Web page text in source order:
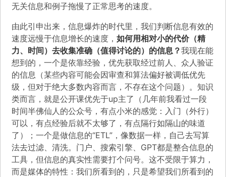
无关信息和例子拖慢了正常思考的速度。
由此引申出来，信息爆炸的时代里，我们判断信息有效的
速度远慢于信息增长的速度， 如何用相对小的代价（精
力、时间）去收集准确（值得讨论的）的信息？我现在能
想到的，一个是依靠经验，优先获取经过前人、众人验证
的信息（某些内容可能会因审查和算法偏好被调低优先
级，但对于绝大多数内容而言，不存在这个问题）。知识
类而言，就是公开课优先于up主了（几年前我看过一段
时间半佛仙人的公众号，有点小米的感觉：入门（外行）
可以，有点经验后就不太够了，有点隔行如隔山的味道
了）；一个是做信息的“ETL”，像数据一样，自己去写算
法去过滤、清洗。门户、搜索引擎、GPT都是整合信息的
工具，但信息的真实性需要打个问号。这不受限于算力，
而是媒体的特性：我们所看到的，只是希望我们所看到的